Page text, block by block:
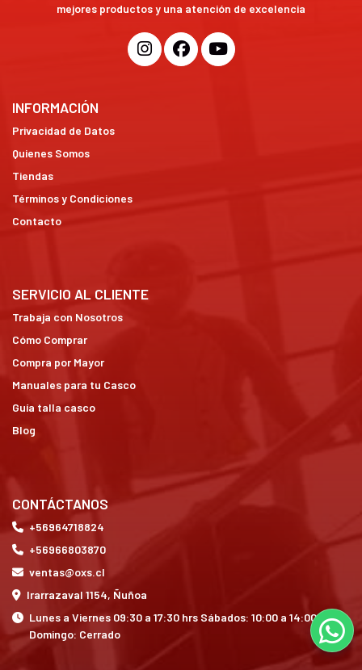
mejores productos y una atención de excelencia
INFORMACIÓN
Privacidad de Datos
Quienes Somos
Tiendas
Términos y Condiciones
Contacto
SERVICIO AL CLIENTE
Trabaja con Nosotros
Cómo Comprar
Compra por Mayor
Manuales para tu Casco
Guía talla casco
Blog
CONTÁCTANOS
+56964718824
+56966803870
ventas@oxs.cl
Irarrazaval 1154, Ñuñoa
Lunes a Viernes 09:30 a 17:30 hrs Sábados: 10:00 a 14:00 hrs
Domingo: Cerrado